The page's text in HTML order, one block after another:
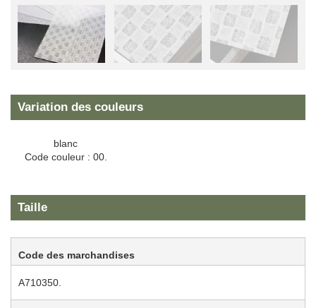
Variation des couleurs
blanc
Code couleur : 00.
Taille
Code des marchandises
A710350.